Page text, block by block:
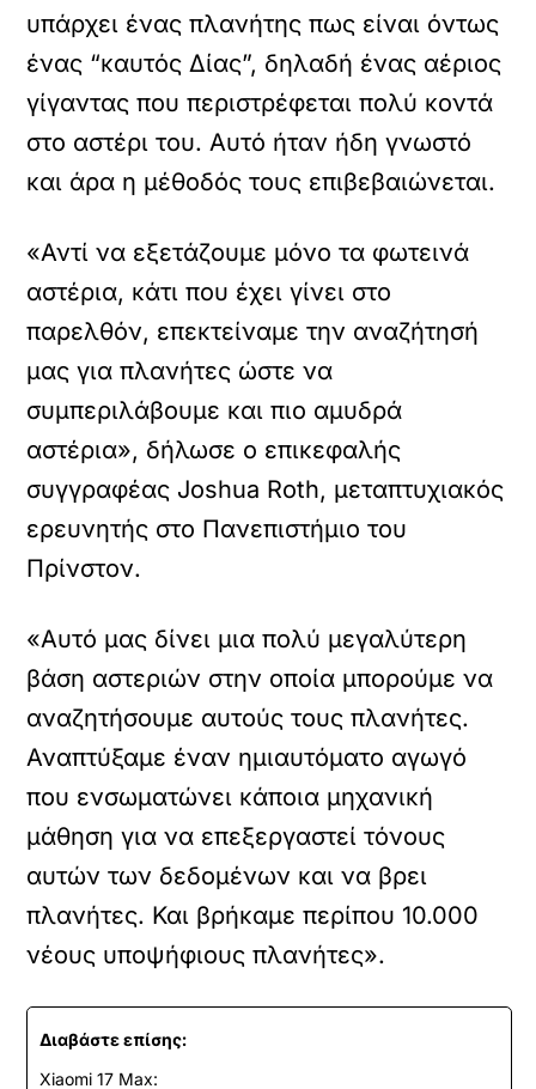
υπάρχει ένας πλανήτης πως είναι όντως
ένας “καυτός Δίας”, δηλαδή ένας αέριος
γίγαντας που περιστρέφεται πολύ κοντά
στο αστέρι του. Αυτό ήταν ήδη γνωστό
και άρα η μέθοδός τους επιβεβαιώνεται.
«Αντί να εξετάζουμε μόνο τα φωτεινά
αστέρια, κάτι που έχει γίνει στο
παρελθόν, επεκτείναμε την αναζήτησή
μας για πλανήτες ώστε να
συμπεριλάβουμε και πιο αμυδρά
αστέρια», δήλωσε ο επικεφαλής
συγγραφέας Joshua Roth, μεταπτυχιακός
ερευνητής στο Πανεπιστήμιο του
Πρίνστον.
«Αυτό μας δίνει μια πολύ μεγαλύτερη
βάση αστεριών στην οποία μπορούμε να
αναζητήσουμε αυτούς τους πλανήτες.
Αναπτύξαμε έναν ημιαυτόματο αγωγό
που ενσωματώνει κάποια μηχανική
μάθηση για να επεξεργαστεί τόνους
αυτών των δεδομένων και να βρει
πλανήτες. Και βρήκαμε περίπου 10.000
νέους υποψήφιους πλανήτες».
Διαβάστε επίσης:
Xiaomi 17 Max: